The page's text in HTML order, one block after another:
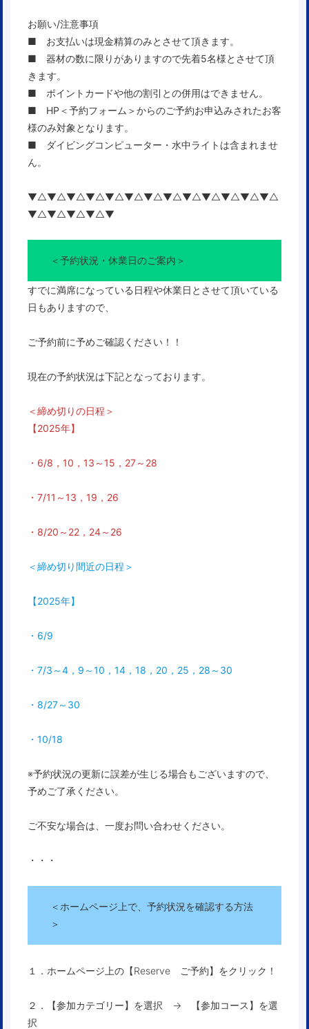
お願い/注意事項
■ お支払いは現金精算のみとさせて頂きます。
■ 器材の数に限りがありますので先着5名様とさせて頂
きます。
■ ポイントカードや他の割引との併用はできません。
■ HP＜予約フォーム＞からのご予約お申込みされたお客
様のみ対象となります。
■ ダイビングコンピューター・水中ライトは含まれませ
ん。
▼△▼△▼△▼△▼△▼△▼△▼△▼△▼△▼△▼△▼△
▼△▼△▼△▼△▼
＜予約状況・休業日のご案内＞
すでに満席になっている日程や休業日とさせて頂いている
日もありますので、
ご予約前に予めご確認ください！！
現在の予約状況は下記となっております。
＜締め切りの日程＞
【2025年】
・6/8，10，13～15，27～28
・7/11～13，19，26
・8/20～22，24～26
＜締め切り間近の日程＞
【2025年】
・6/9
・7/3～4，9～10，14，18，20，25，28～30
・8/27～30
・10/18
※予約状況の更新に誤差が生じる場合もございますので、
予めご了承ください。
ご不安な場合は、一度お問い合わせください。
・・・
＜ホームページ上で、予約状況を確認する方法
＞
１．ホームページ上の【Reserve ご予約】をクリック！
２．【参加カテゴリー】を選択 → 【参加コース】を選
択